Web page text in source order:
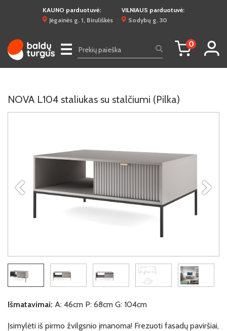
KAUNO parduotuvė:
Jėgainės g. 1, Biruliškės
VILNIAUS parduotuvė:
Sodybų g. 30
☰ 0
NOVA L104 staliukas su stalčiumi (Pilka)
Išmatavimai: A: 46cm P: 68cm G: 104cm
Įsimylėti iš pirmo žvilgsnio įmanoma! Frezuoti fasadų paviršiai,